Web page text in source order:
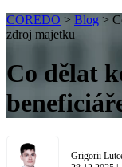
COREDO > Blog >
zdroj majetku
Co dělat
Grigorii